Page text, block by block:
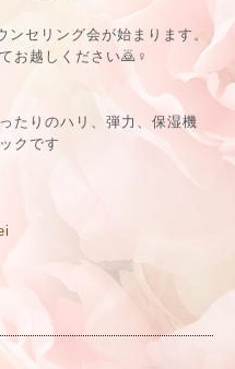
ンセリング会が始まります。
お越しください🙇 ‍♀️
たりのハリ、弾力、保湿機
クです